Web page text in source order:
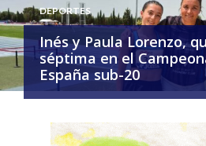
DEPORTES
Inés y Paula Lorenzo,
séptima en el
España sub-20